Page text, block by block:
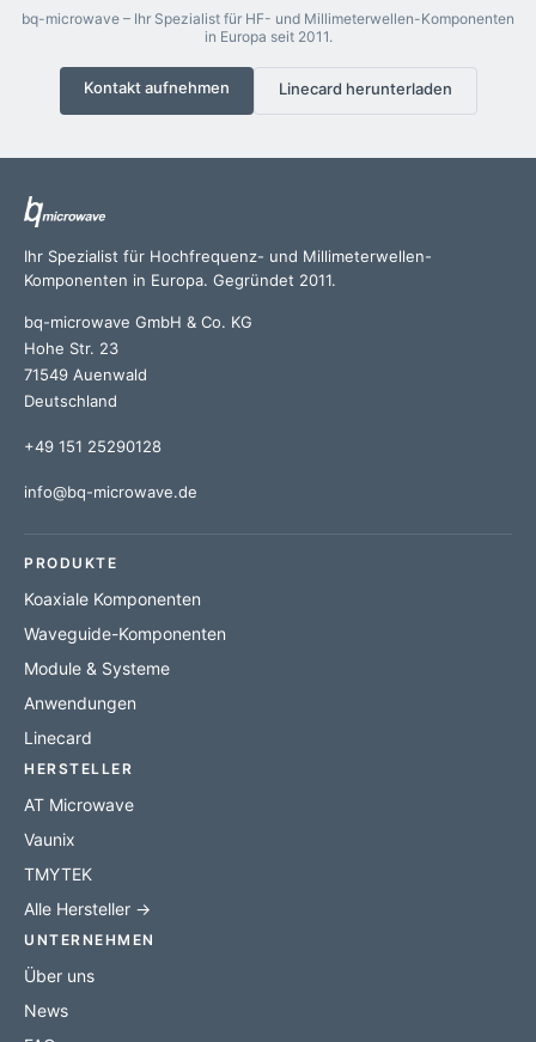
bq-microwave – Ihr Spezialist für HF- und Millimeterwellen-Komponenten
in Europa seit 2011.
Kontakt aufnehmen Linecard herunterladen
Ihr Spezialist für Hochfrequenz- und Millimeterwellen-
Komponenten in Europa. Gegründet 2011.
bq-microwave GmbH & Co. KG
Hohe Str. 23
71549 Auenwald
Deutschland
+49 151 25290128
info@bq-microwave.de
PRODUKTE
Koaxiale Komponenten
Waveguide-Komponenten
Module & Systeme
Anwendungen
Linecard
HERSTELLER
AT Microwave
Vaunix
TMYTEK
Alle Hersteller →
UNTERNEHMEN
Über uns
News